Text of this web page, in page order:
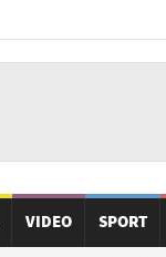
VIDEO SPORT